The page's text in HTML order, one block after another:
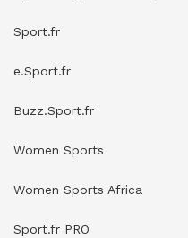
Sport.fr
e.Sport.fr
Buzz.Sport.fr
Women Sports
Women Sports Africa
Sport.fr PRO